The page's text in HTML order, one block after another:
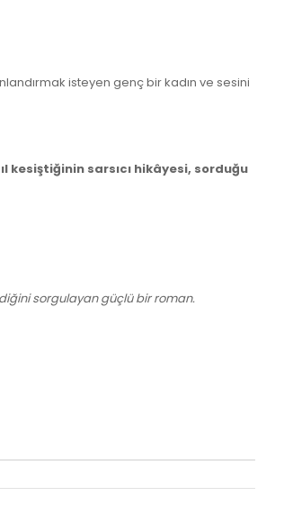
isteyen genç bir kadın ve sesini
kesiştiğinin sarsıcı hikâyesi, sorduğu
sorgulayan güçlü bir roman.